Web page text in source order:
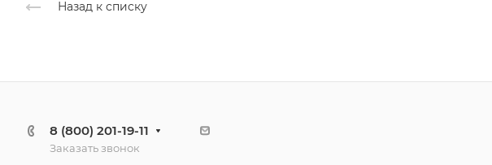
Назад к списку
8 (800) 201-19-11
Заказать звонок